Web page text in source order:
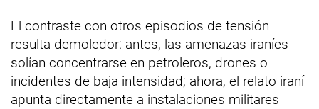
El contraste con otros episodios de tensión
resulta demoledor: antes, las amenazas iraníes
solían concentrarse en petroleros, drones o
incidentes de baja intensidad; ahora, el relato iraní
apunta directamente a instalaciones militares